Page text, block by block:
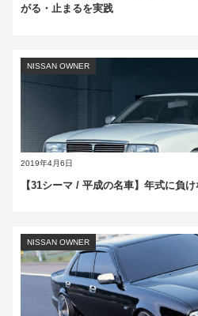
がる・止まるを実践
2019年4月6日
NISSAN OWNER
【31シーマ / 平成の名車】年式に負
NISSAN OWNER